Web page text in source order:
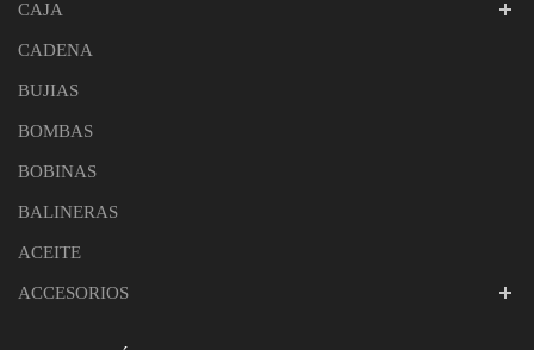
CAJA
CADENA
BUJIAS
BOMBAS
BOBINAS
BALINERAS
ACEITE
ACCESORIOS